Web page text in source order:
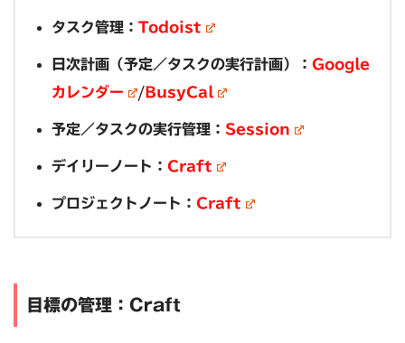
タスク管理： Todoist
日次計画（予定／タスクの実行計画）： Google
カレンダー
/BusyCal
予定／タスクの実行管理： Session
デイリーノート： Craft
プロジェクトノート： Craft
目標の管理：Craft